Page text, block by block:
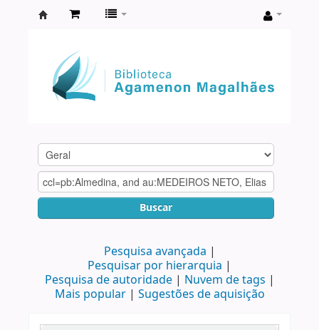
Agamenon
Magalhães
Buscar
Pesquisa avançada
Pesquisar por hierarquia
Pesquisa de autoridade
Nuvem de tags
Mais popular
Sugestões de aquisição